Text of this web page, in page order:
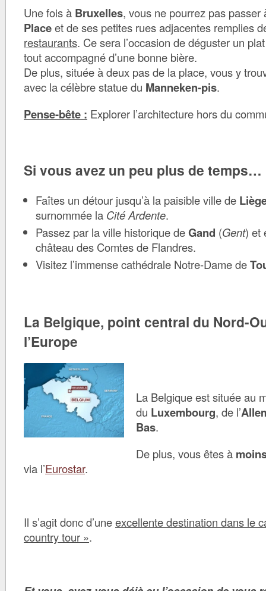
Une fois à Bruxelles, vous ne pourrez pas
Placeet de ses petites rues adjacentes remplies
restaurants. Ce sera l’occasion de déguster un
tout accompagné d’une bonne bière.
De plus, située à deux pas de la place, vous y
avec la célèbre statue du Manneken-pis.
Pense-bête : Explorer l’architecture hors du
Si vous avez un peu plus de temps…
Faîtes un détour jusqu’à la paisible ville de
surnommée la Cité Ardente.
Passez par la ville historique deGand (Gent) et
château des Comtes de Flandres.
Visitez l’immense cathédrale Notre-Dame de
La Belgique, point central du Nord-
l’Europe
La Belgique est située au
du Luxembourg, de l’
Bas.
De plus, vous êtes à
via l’Eurostar.
Il s’agit donc d’uneexcellente destination dans le
country tour ».